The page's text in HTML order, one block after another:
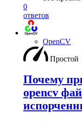
0
ответов
OpenCV
Простой
Почему
opencv